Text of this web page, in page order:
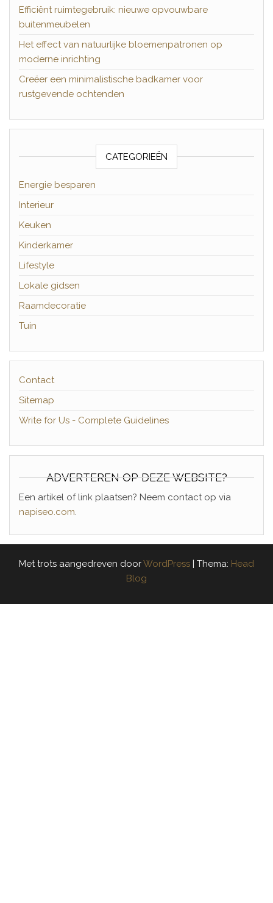
Efficiënt ruimtegebruik: nieuwe opvouwbare
buitenmeubelen
Het effect van natuurlijke bloemenpatronen op
moderne inrichting
Creëer een minimalistische badkamer voor
rustgevende ochtenden
CATEGORIEËN
Energie besparen
Interieur
Keuken
Kinderkamer
Lifestyle
Lokale gidsen
Raamdecoratie
Tuin
Contact
Sitemap
Write for Us - Complete Guidelines
ADVERTEREN OP DEZE WEBSITE?
Een artikel of link plaatsen? Neem contact op via
napiseo.com.
Met trots aangedreven doorWordPress | Thema: Head
Blog